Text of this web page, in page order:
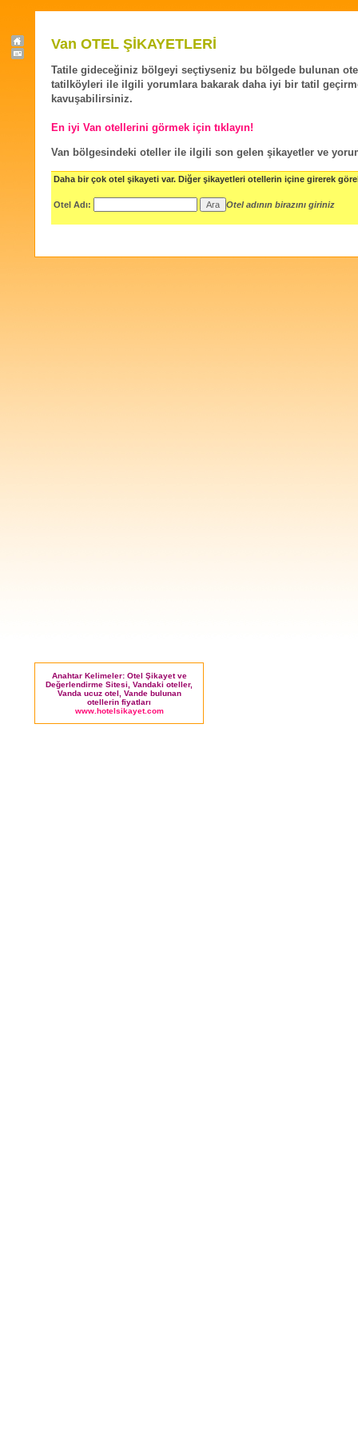
Van OTEL ŞİKAYETLERİ
Tatile gideceğiniz bölgeyi seçtiyseniz bu bölgede bulunan
tatilköyleri ile ilgili yorumlara bakarak daha iyi bir tatil
kavuşabilirsiniz.
En iyi Van otellerini görmek için tıklayın!
Van bölgesindeki oteller ile ilgili son gelen şikayetler ve
Daha bir çok otel şikayeti var. Diğer şikayetleri otellerin içine girerek
Otel Adı: Otel adının birazını giriniz
Anahtar Kelimeler: Otel Şikayet ve
Değerlendirme Sitesi, Vandaki oteller,
Vanda ucuz otel, Vande bulunan
otellerin fiyatları
www.hotelsikayet.com